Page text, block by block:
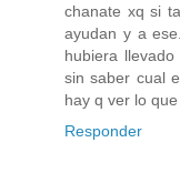
chanate xq si
ayudan y a
hubiera
sin saber cual
hay q ver lo
Responder